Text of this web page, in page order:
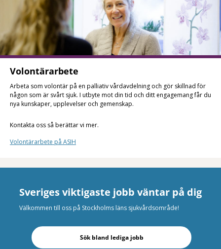
Volontärarbete
Arbeta som volontär på en palliativ vårdavdelning och gör skillnad för
någon som är svårt sjuk. I utbyte mot din tid och ditt engagemang får du
nya kunskaper, upplevelser och gemenskap.
Kontakta oss så berättar vi mer.
Volontärarbete på ASIH
Sveriges viktigaste jobb väntar på dig
Välkommen till oss på Stockholms läns sjukvårdsområde!
Sök bland lediga jobb